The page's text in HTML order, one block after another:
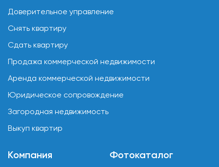
Доверительное управление
Снять квартиру
Сдать квартиру
Продажа коммерческой недвижимости
Аренда коммерческой недвижимости
Юридическое сопровождение
Загородная недвижимость
Выкуп квартир
Компания Фотокаталог